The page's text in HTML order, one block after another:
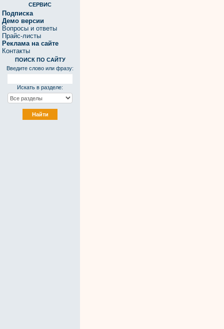
СЕРВИС
Подписка
Демо версии
Вопросы и ответы
Прайс-листы
Реклама на сайте
Контакты
ПОИСК ПО САЙТУ
Введите слово или фразу:
Искать в разделе: